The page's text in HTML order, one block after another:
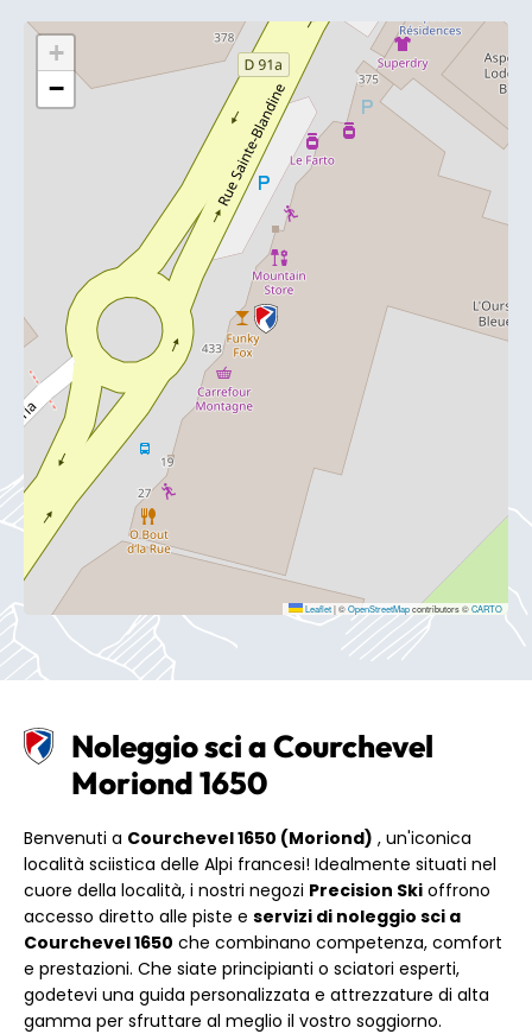
+
−
Leaflet|©OpenStreetMapcontributors ©CARTO
Noleggio sci a Courchevel
Moriond 1650
Benvenuti a Courchevel 1650 (Moriond) , un'iconica
località sciistica delle Alpi francesi! Idealmente situati nel
cuore della località, i nostri negozi Precision Ski offrono
accesso diretto alle piste e servizi di noleggio sci a
Courchevel 1650 che combinano competenza, comfort
e prestazioni. Che siate principianti o sciatori esperti,
godetevi una guida personalizzata e attrezzature di alta
gamma per sfruttare al meglio il vostro soggiorno.